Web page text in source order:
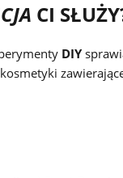
CI
DIY